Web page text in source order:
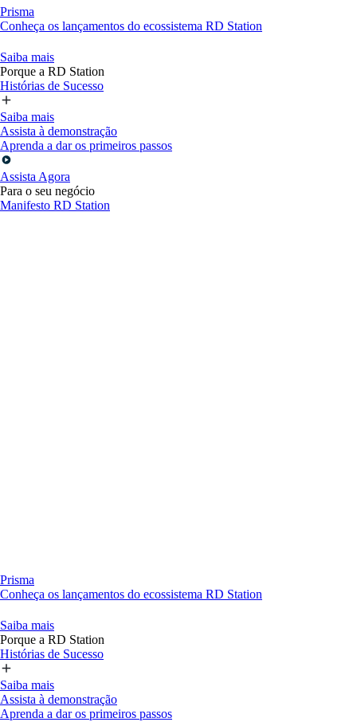
Prisma
Conheça os lançamentos do ecossistema RD Station
Saiba mais
Porque a RD Station
Histórias de Sucesso
Saiba mais
Assista à demonstração
Aprenda a dar os primeiros passos
Assista Agora
Para o seu negócio
Manifesto RD Station
Prisma
Conheça os lançamentos do ecossistema RD Station
Saiba mais
Porque a RD Station
Histórias de Sucesso
Saiba mais
Assista à demonstração
Aprenda a dar os primeiros passos